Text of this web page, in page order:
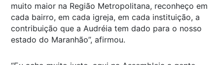
muito maior na Região Metropolitana, reconheço em
cada bairro, em cada igreja, em cada instituição, a
contribuição que a Audréia tem dado para o nosso
estado do Maranhão”, afirmou.